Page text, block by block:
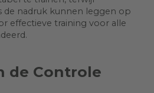
de nadruk kunnen leggen op
effectieve training voor alle
de Controle